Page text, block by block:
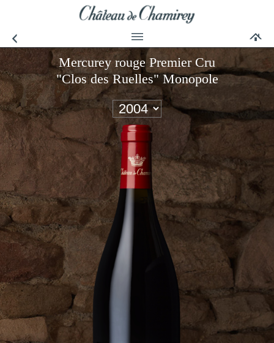
Mercurey rouge Premier Cru
"Clos des Ruelles" Monopole